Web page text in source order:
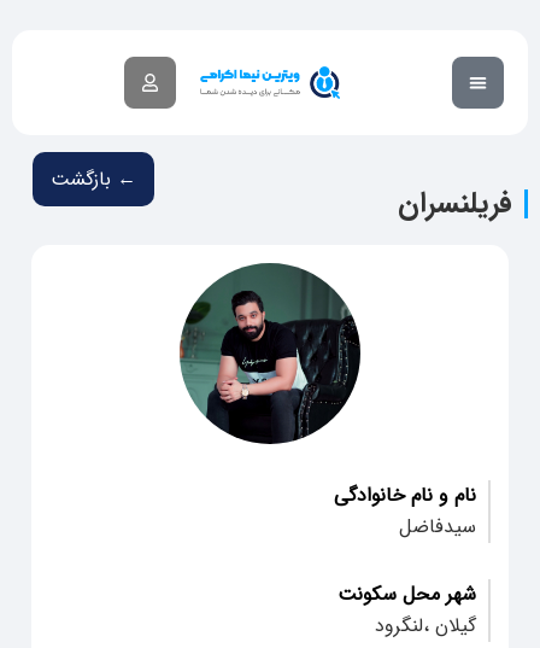
فریلنسران
← بازگشت
نام و نام خانوادگی
سیدفاضل
شهر محل سکونت
گیلان ،لنگرود